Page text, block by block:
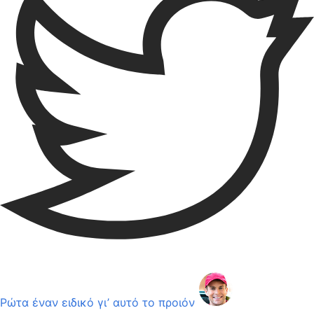
Ρώτα έναν ειδικό γι’ αυτό το προιόν